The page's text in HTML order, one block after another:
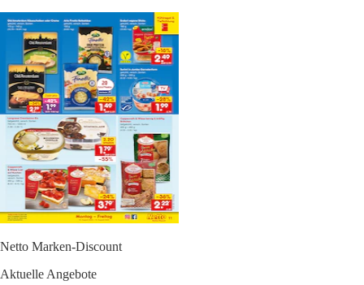
Netto Marken-Discount
Aktuelle Angebote